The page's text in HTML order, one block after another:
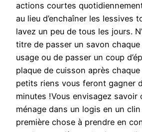
actions courtes
au lieu d’enchaîner les lessives
lavez un peu de tous les jours.
titre de passer un savon
usage ou de passer un coup
plaque de cuisson après
petits riens vous feront gagner
minutes !Vous envisagez savoir
ménage dans un logis en un clin
première chose à prendre en